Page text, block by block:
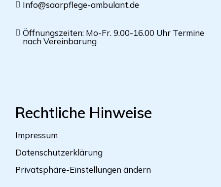
Info@saarpflege-ambulant.de
Öffnungszeiten: Mo-Fr. 9.00-16.00 Uhr Termine
nach Vereinbarung
Rechtliche Hinweise
Impressum
Datenschutzerklärung
Privatsphäre-Einstellungen ändern